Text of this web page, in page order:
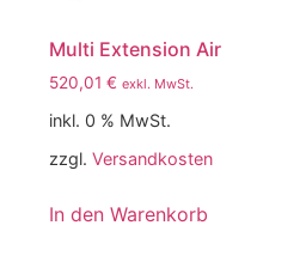
Multi Extension Air
520,01 € exkl. MwSt.
inkl. 0 % MwSt.
zzgl. Versandkosten
In den Warenkorb